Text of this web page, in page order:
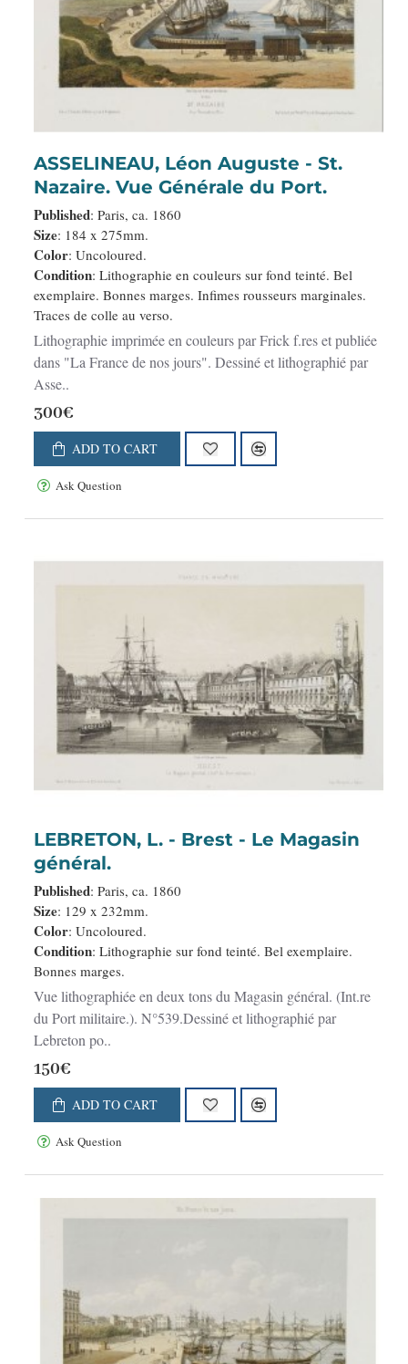
ASSELINEAU, Léon Auguste - St.
Nazaire. Vue Générale du Port.
Published: Paris, ca. 1860
Size: 184 x 275mm.
Color: Uncoloured.
Condition: Lithographie en couleurs sur fond teinté. Bel
exemplaire. Bonnes marges. Infimes rousseurs marginales.
Traces de colle au verso.
Lithographie imprimée en couleurs par Frick f.res et publiée
dans "La France de nos jours". Dessiné et lithographié par
Asse..
300€
ADD TO CART
Ask Question
LEBRETON, L. - Brest - Le Magasin
général.
Published: Paris, ca. 1860
Size: 129 x 232mm.
Color: Uncoloured.
Condition: Lithographie sur fond teinté. Bel exemplaire.
Bonnes marges.
Vue lithographiée en deux tons du Magasin général. (Int.re
du Port militaire.). N°539.Dessiné et lithographié par
Lebreton po..
150€
ADD TO CART
Ask Question